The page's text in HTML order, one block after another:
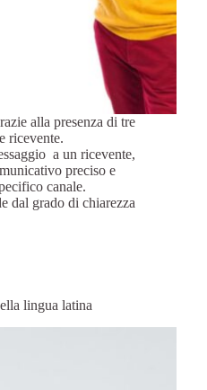
alla presenza di tre
ricevente.
a un ricevente,
preciso e
canale.
dal grado di chiarezza
lingua latina